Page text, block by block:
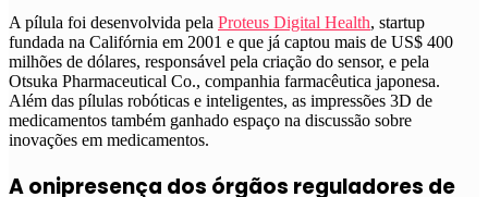
A pílula foi desenvolvida pela Proteus Digital Health, startup
fundada na Califórnia em 2001 e que já captou mais de US$ 400
milhões de dólares, responsável pela criação do sensor, e pela
Otsuka Pharmaceutical Co., companhia farmacêutica japonesa.
Além das pílulas robóticas e inteligentes, as impressões 3D de
medicamentos também ganhado espaço na discussão sobre
inovações em medicamentos.
A onipresença dos órgãos reguladores de